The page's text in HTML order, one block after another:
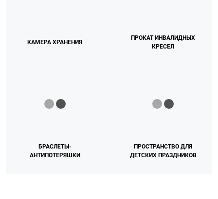
КАМЕРА ХРАНЕНИЯ
ПРОКАТ ИНВАЛИДНЫХ
КРЕСЕЛ
БРАСЛЕТЫ-
АНТИПОТЕРЯШКИ
ПРОСТРАНСТВО ДЛЯ
ДЕТСКИХ ПРАЗДНИКОВ